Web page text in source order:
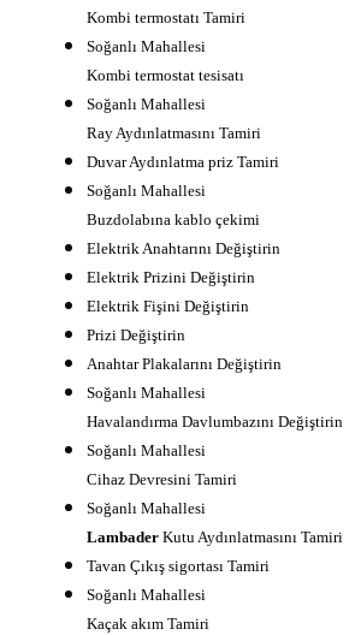
Kombi termostatı Tamiri
Soğanlı Mahallesi
Kombi termostat tesisatı
Soğanlı Mahallesi
Ray Aydınlatmasını Tamiri
Duvar Aydınlatma priz Tamiri
Soğanlı Mahallesi
Buzdolabına kablo çekimi
Elektrik Anahtarını Değiştirin
Elektrik Prizini Değiştirin
Elektrik Fişini Değiştirin
Prizi Değiştirin
Anahtar Plakalarını Değiştirin
Soğanlı Mahallesi
Havalandırma Davlumbazını Değiştirin
Soğanlı Mahallesi
Cihaz Devresini Tamiri
Soğanlı Mahallesi
LambaderKutu Aydınlatmasını Tamiri
Tavan Çıkış sigortası Tamiri
Soğanlı Mahallesi
Kaçak akım Tamiri